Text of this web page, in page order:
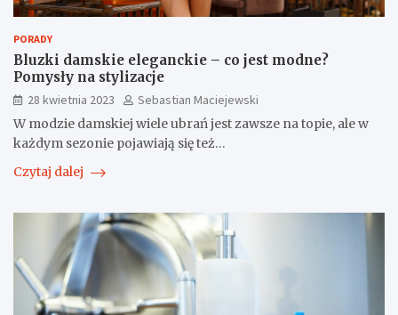
PORADY
Bluzki damskie eleganckie – co jest modne?
Pomysły na stylizacje
28 kwietnia 2023
Sebastian Maciejewski
W modzie damskiej wiele ubrań jest zawsze na topie, ale w
każdym sezonie pojawiają się też…
Czytaj dalej